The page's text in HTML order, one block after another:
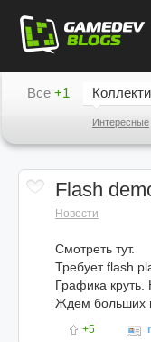
Все +1
Интересные
Flash
Новости
Смотреть тут.
Требует flash
Графика круть.
Ждем больших
+5